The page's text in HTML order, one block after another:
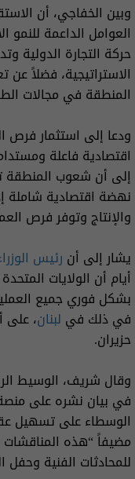
وبين الخفاجي، أن
العوامل الداعمة
حركة التجارة الدولية
الاستراتيجية، فضلاً عن
المنطقة في مجالات
ودعا إلى استثمار فرص
اقتصادية فاعلة
إلى أن شعوب المنطقة
نهضة اقتصادية شاملة
والإنتاج وتوفر فرص
يشار إلى أن رئيس
أيام أن الولايات
بشكل فوري جميع
في ذلك في لبنان
حزيران.
وقال شريف، الوسيط
في بيان نشره على
الوسطاء على تسهيل
مضيفاً “هذه
للمحادثات الفنية